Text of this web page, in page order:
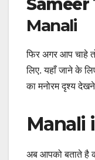
Sameer
Manali
फिर अगर आप चाहे
लिए. यहाँ जाने के
का मनोरम दृश्य
Manali
अब आपको बताते है